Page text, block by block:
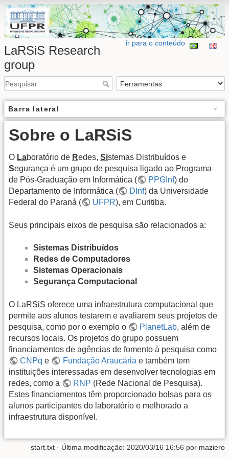
ir para o conteúdo
LaRSiS Research
group
Barra lateral
Sobre o LaRSiS
O Laboratório de Redes, Sistemas Distribuídos e
Segurança é um grupo de pesquisa ligado ao Programa
de Pós-Graduação em Informática (
PPGInf) do
Departamento de Informática (
DInf) da Universidade
Federal do Paraná (
UFPR), em Curitiba.
Seus principais eixos de pesquisa são relacionados a:
Sistemas Distribuídos
Redes de Computadores
Sistemas Operacionais
Segurança Computacional
O LaRSiS oferece uma infraestrutura computacional que
permite aos alunos testarem e avaliarem seus projetos de
pesquisa, como por o exemplo o
PlanetLab, além de
recursos locais. Os projetos do grupo possuem
financiamentos de agências de fomento à pesquisa como
CNPq e Fundação Araucária e também tem
instituições interessadas em desenvolver tecnologias em
redes, como a
RNP (Rede Nacional de Pesquisa).
Estes financiamentos têm proporcionado bolsas para os
alunos participantes do laboratório e melhorado a
infraestrutura disponível.
start.txt · Última modificação: 2020/03/16 16:56 por maziero